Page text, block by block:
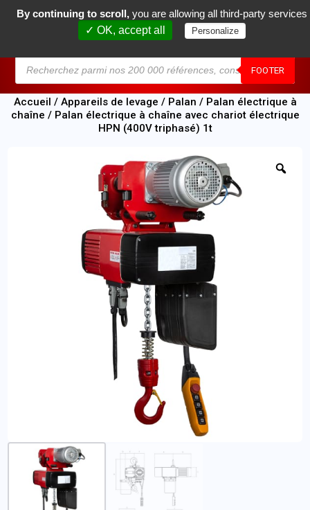
FOOTER
0
Accueil / Appareils de levage / Palan / Palan électrique à
chaîne / Palan électrique à chaîne avec chariot électrique
HPN (400V triphasé) 1t
By continuing to scroll, you are allowing all third-party services
✓ OK, accept all
Personalize